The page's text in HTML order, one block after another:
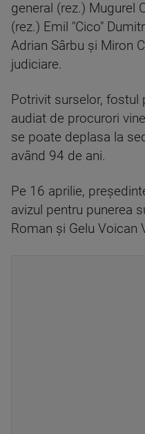
general (rez.) Mugurel
(rez.) Emil "Cico"
Adrian Sârbu şi Miron
judiciare.
Potrivit surselor, fostul
audiat de procurori
se poate deplasa la
având 94 de ani.
Pe 16 aprilie,
avizul pentru punerea
Roman şi Gelu Voican